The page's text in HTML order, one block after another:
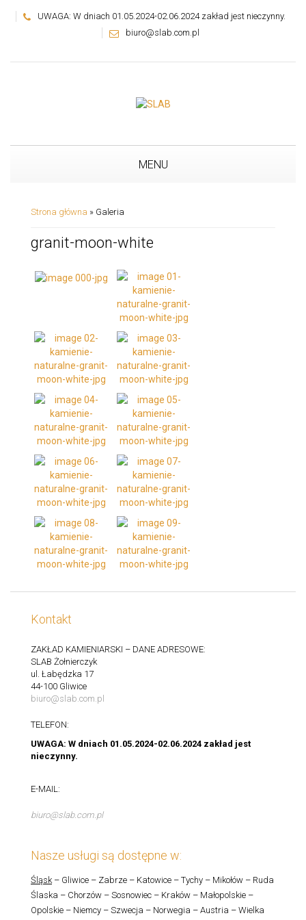
UWAGA: W dniach 01.05.2024-02.06.2024 zakład jest nieczynny.
biuro@slab.com.pl
MENU
Strona główna » Galeria
granit-moon-white
Kontakt
ZAKŁAD KAMIENIARSKI – DANE ADRESOWE:
SLAB Żołnierczyk
ul. Łabędzka 17
44-100 Gliwice
biuro@slab.com.pl
TELEFON:
UWAGA: W dniach 01.05.2024-02.06.2024 zakład jest
nieczynny.
E-MAIL:
biuro@slab.com.pl
Nasze usługi są dostępne w:
Śląsk– Gliwice – Zabrze – Katowice – Tychy – Mikołów – Ruda
Ślaska – Chorzów – Sosnowiec – Kraków – Małopolskie –
Opolskie – Niemcy – Szwecja – Norwegia – Austria – Wielka